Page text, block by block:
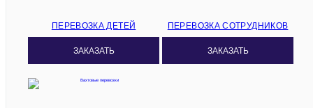
ПЕРЕВОЗКА ДЕТЕЙ
ЗАКАЗАТЬ
ПЕРЕВОЗКА СОТРУДНИКОВ
ЗАКАЗАТЬ